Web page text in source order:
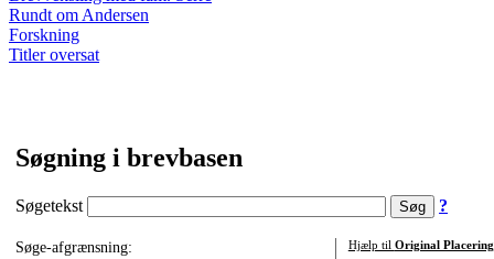
Rundt om Andersen
Forskning
Titler oversat
Søgning i brevbasen
Søgetekst ?
Søge-afgrænsning:
Hjælp til Original Placering